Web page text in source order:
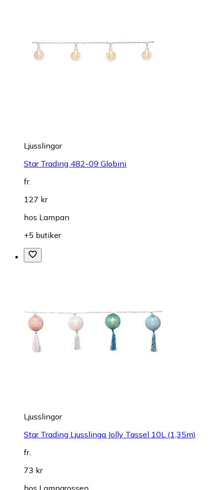
Ljusslingor
Star Trading 482-09 Globini
fr.
127 kr
hos Lampan
+5 butiker
Ljusslingor
Star Trading Ljusslinga Jolly Tassel 10L (1,35m)
fr.
73 kr
hos Lampgrossen